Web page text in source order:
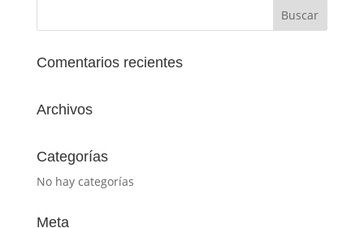
Comentarios recientes
Archivos
Categorías
No hay categorías
Meta